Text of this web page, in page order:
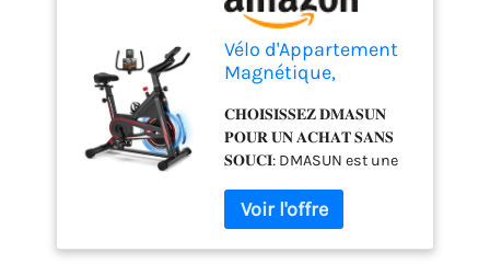
Vélo d'Appartement
Magnétique,
professionnel Vélo
d'Intérieur
Silencieux, Stable,
Écran LCD,
Résistance à
Ajustement Continu,
Volant d'Inertie
𝐂𝐇𝐎𝐈𝐒𝐈𝐒𝐒𝐄𝐙 𝐃𝐌𝐀𝐒𝐔𝐍
𝐏𝐎𝐔𝐑 𝐔𝐍 𝐀𝐂𝐇𝐀𝐓 𝐒𝐀𝐍𝐒
𝐒𝐎𝐔𝐂𝐈: DMASUN est une
renommée, intégrant la
conception, la production,
la distribution et le service